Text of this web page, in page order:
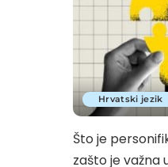
Hrvatski jezik
Što je
zašto je važna